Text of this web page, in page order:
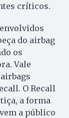
críticos.
do airbag
os
Vale
O Recall
a forma
a público